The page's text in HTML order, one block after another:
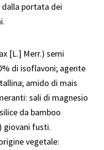
portata dei
[L.] Merr.) semi
di isoflavoni; agente
amido di mais
sali di magnesio
da bamboo
giovani fusti.
vegetale: